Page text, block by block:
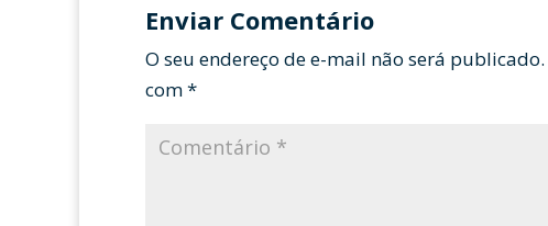
Enviar Comentário
O seu endereço de e-mail não será publicado.
com*